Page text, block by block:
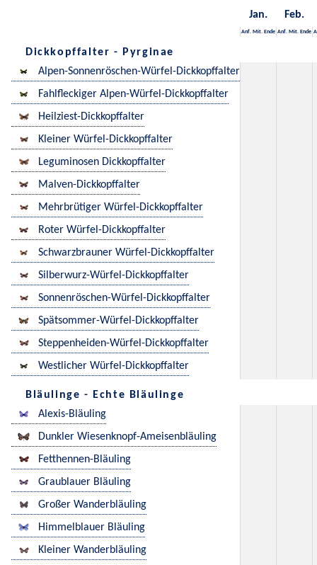
Jan. Feb.
Anf. Mit. Ende Anf. Mit. Ende
Dickkopffalter - Pyrginae
Alpen-Sonnenröschen-Würfel-Dickkopffalter
Fahlfleckiger Alpen-Würfel-Dickkopffalter
Heilziest-Dickkopffalter
Kleiner Würfel-Dickkopffalter
Leguminosen Dickkopffalter
Malven-Dickkopffalter
Mehrbrütiger Würfel-Dickkopffalter
Roter Würfel-Dickkopffalter
Schwarzbrauner Würfel-Dickkopffalter
Silberwurz-Würfel-Dickkopffalter
Sonnenröschen-Würfel-Dickkopffalter
Spätsommer-Würfel-Dickkopffalter
Steppenheiden-Würfel-Dickkopffalter
Westlicher Würfel-Dickkopffalter
Bläulinge - Echte Bläulinge
Alexis-Bläuling
Dunkler Wiesenknopf-Ameisenbläuling
Fetthennen-Bläuling
Graublauer Bläuling
Großer Wanderbläuling
Himmelblauer Bläuling
Kleiner Wanderbläuling